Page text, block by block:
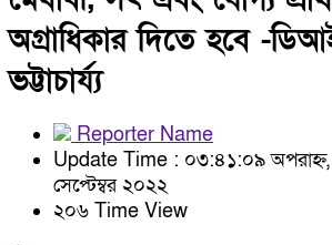
অগ্রাধিকার দিতে হবে -
ভট্টাচার্য্য
Reporter Name
Update Time : ০৩:৪১:০৯ অপরাহ্ন,
সেপ্টেম্বর ২০২২
২০৬ Time View